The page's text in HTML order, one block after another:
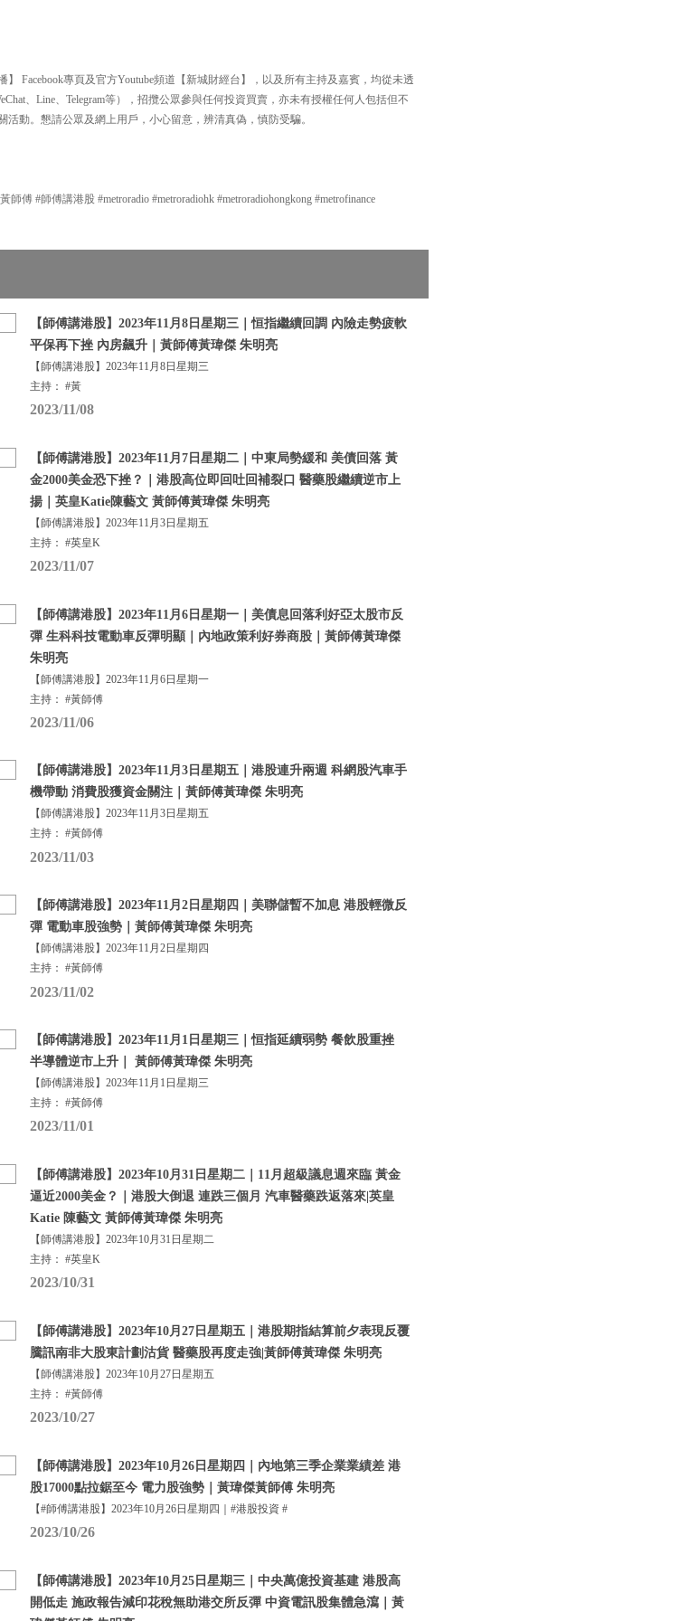
Facebook專頁及官方Youtube頻道【新城財經台】，以及所有主持及嘉賓，均從未透
、Line、Telegram等），招攬公眾參與任何投資買賣，亦未有授權任何人包括但不
動。懇請公眾及網上用戶，小心留意，辨清真偽，慎防受騙。
傅 #師傅講港股 #metroradio #metroradiohk #metroradiohongkong #metrofinance
【師傅講港股】2023年11月8日星期三｜恒指繼續回調 內險走勢疲軟
平保再下挫 內房飆升｜黃師傅黃瑋傑 朱明亮
【師傅講港股】2023年11月8日星期三
主持： #黃
2023/11/08
【師傅講港股】2023年11月7日星期二｜中東局勢緩和 美債回落 黃
金2000美金恐下挫？｜港股高位即回吐回補裂口 醫藥股繼續逆市上
揚｜英皇Katie陳藝文 黃師傅黃瑋傑 朱明亮
【師傅講港股】2023年11月3日星期五
主持： #英皇K
2023/11/07
【師傅講港股】2023年11月6日星期一｜美債息回落利好亞太股市反
彈 生科科技電動車反彈明顯｜內地政策利好券商股｜黃師傅黃瑋傑
朱明亮
【師傅講港股】2023年11月6日星期一
主持： #黃師傅
2023/11/06
【師傅講港股】2023年11月3日星期五｜港股連升兩週 科網股汽車手
機帶動 消費股獲資金關注｜黃師傅黃瑋傑 朱明亮
【師傅講港股】2023年11月3日星期五
主持： #黃師傅
2023/11/03
【師傅講港股】2023年11月2日星期四｜美聯儲暫不加息 港股輕微反
彈 電動車股強勢｜黃師傅黃瑋傑 朱明亮
【師傅講港股】2023年11月2日星期四
主持： #黃師傅
2023/11/02
【師傅講港股】2023年11月1日星期三｜恒指延續弱勢 餐飲股重挫
半導體逆市上升｜ 黃師傅黃瑋傑 朱明亮
【師傅講港股】2023年11月1日星期三
主持： #黃師傅
2023/11/01
【師傅講港股】2023年10月31日星期二｜11月超級議息週來臨 黃金
逼近2000美金？｜港股大倒退 連跌三個月 汽車醫藥跌返落來|英皇
Katie 陳藝文 黃師傅黃瑋傑 朱明亮
【師傅講港股】2023年10月31日星期二
主持： #英皇K
2023/10/31
【師傅講港股】2023年10月27日星期五｜港股期指結算前夕表現反覆
騰訊南非大股東計劃沽貨 醫藥股再度走強|黃師傅黃瑋傑 朱明亮
【師傅講港股】2023年10月27日星期五
主持： #黃師傅
2023/10/27
【師傅講港股】2023年10月26日星期四｜內地第三季企業業績差 港
股17000點拉鋸至今 電力股強勢｜黃瑋傑黃師傅 朱明亮
【#師傅講港股】2023年10月26日星期四｜#港股投資 #
2023/10/26
【師傅講港股】2023年10月25日星期三｜中央萬億投資基建 港股高
開低走 施政報告減印花稅無助港交所反彈 中資電訊股集體急瀉｜黃